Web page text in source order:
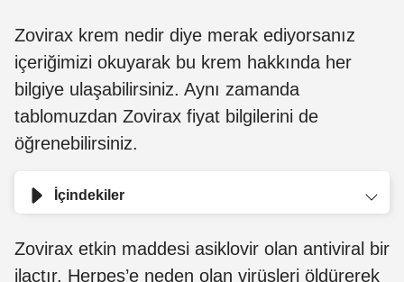
Zovirax krem nedir diye merak ediyorsanız
içeriğimizi okuyarak bu krem hakkında her
bilgiye ulaşabilirsiniz. Aynı zamanda
tablomuzdan Zovirax fiyat bilgilerini de
öğrenebilirsiniz.
İçindekiler
Zovirax etkin maddesi asiklovir olan antiviral bir
ilaçtır. Herpes’e neden olan virüsleri öldürerek